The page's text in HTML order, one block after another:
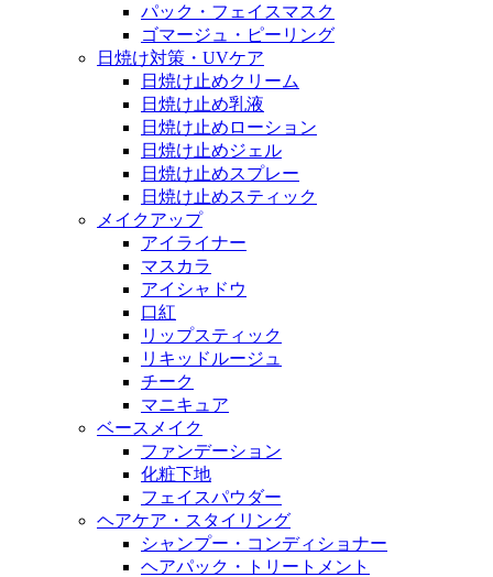
パック・フェイスマスク
ゴマージュ・ピーリング
日焼け対策・UVケア
日焼け止めクリーム
日焼け止め乳液
日焼け止めローション
日焼け止めジェル
日焼け止めスプレー
日焼け止めスティック
メイクアップ
アイライナー
マスカラ
アイシャドウ
口紅
リップスティック
リキッドルージュ
チーク
マニキュア
ベースメイク
ファンデーション
化粧下地
フェイスパウダー
ヘアケア・スタイリング
シャンプー・コンディショナー
ヘアパック・トリートメント